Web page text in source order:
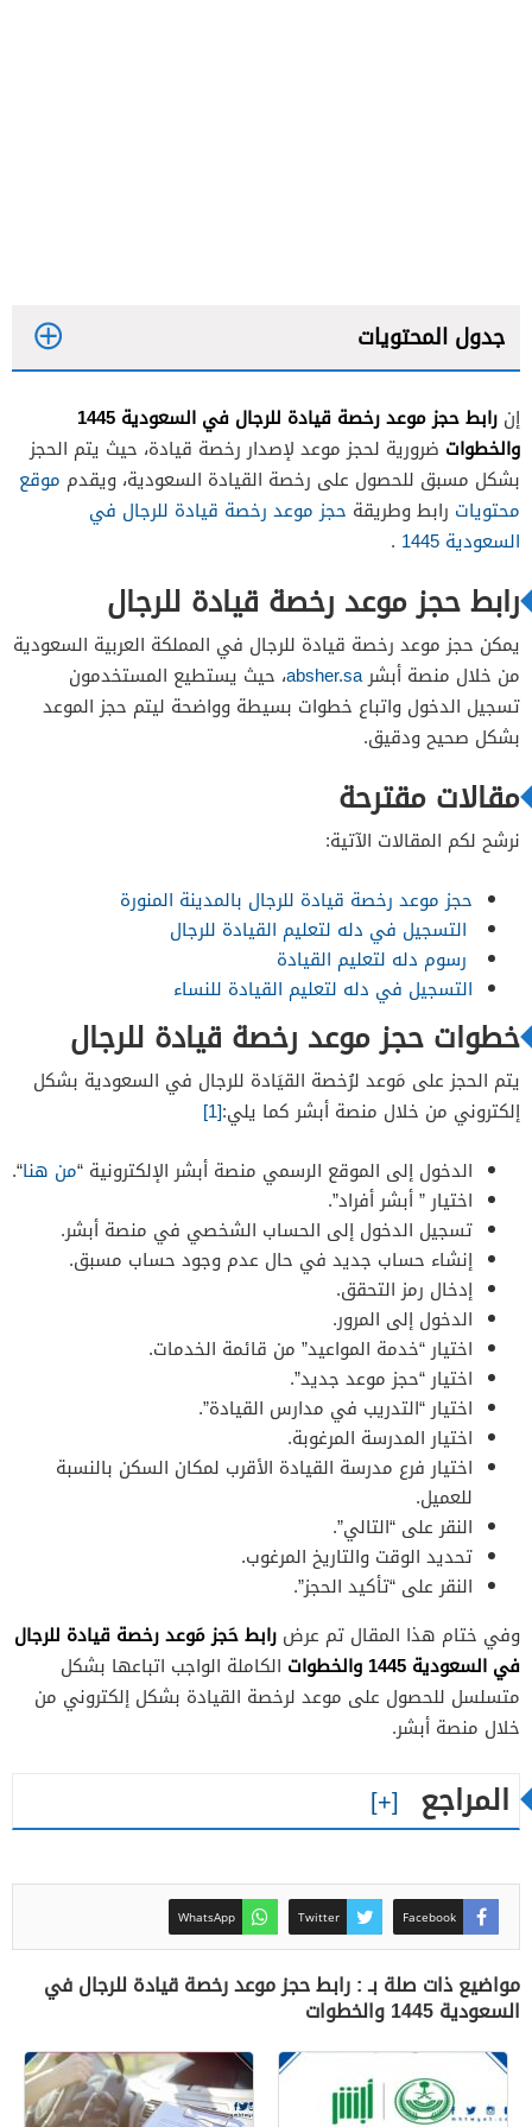
جدول المحتويات
إن
رابط حجز موعد رخصة قيادة للرجال في السعودية 1445
والخطوات ضرورية لحجز موعد لإصدار رخصة قيادة، حيث يتم الحجز
بشكل مسبق للحصول على رخصة القيادة السعودية، ويقدم موقع
محتويات رابط وطريقة حجز موعد رخصة قيادة للرجال في
السعودية 1445
.
رابط حجز موعد رخصة قيادة للرجال
يمكن حجز موعد رخصة قيادة للرجال في المملكة العربية السعودية
من خلال منصة أبشرabsher.sa، حيث يستطيع المستخدمون
تسجيل الدخول واتباع خطوات بسيطة وواضحة ليتم حجز الموعد
بشكل صحيح ودقيق.
مقالات مقترحة
نرشح لكم المقالات الآتية:
حجز موعد رخصة قيادة للرجال بالمدينة المنورة
التسجيل في دله لتعليم القيادة للرجال
رسوم دله لتعليم القيادة
التسجيل في دله لتعليم القيادة للنساء
خطوات حجز موعد رخصة قيادة للرجال
يتم الحجز على مَوعد لرُخصة القيَادة للرجال في السعودية بشكل
إلكتروني من خلال منصة أبشر كما يلي:[1]
الدخول إلى الموقع الرسمي منصة أبشر الإلكترونية “من هنا“.
اختيار ” أبشر أفراد”.
تسجيل الدخول إلى الحساب الشخصي في منصة أبشر.
إنشاء حساب جديد في حال عدم وجود حساب مسبق.
إدخال رمز التحقق.
الدخول إلى المرور.
اختيار “خدمة المواعيد” من قائمة الخدمات.
اختيار “حجز موعد جديد”.
اختيار “التدريب في مدارس القيادة”.
اختيار المدرسة المرغوبة.
اختيار فرع مدرسة القيادة الأقرب لمكان السكن بالنسبة
للعميل.
النقر على “التالي”.
تحديد الوقت والتاريخ المرغوب.
النقر على “تأكيد الحجز”.
وفي ختام هذا المقال تم عرض رابط حَجز مَوعد رخصة قيادة للرجال
في السعودية 1445 والخطوات
الكاملة الواجب اتباعها بشكل
متسلسل للحصول على موعد لرخصة القيادة بشكل إلكتروني من
خلال منصة أبشر.
المراجع
Facebook
Twitter
WhatsApp
مواضيع ذات صلة بـ : رابط حجز موعد رخصة قيادة للرجال في
السعودية 1445 والخطوات